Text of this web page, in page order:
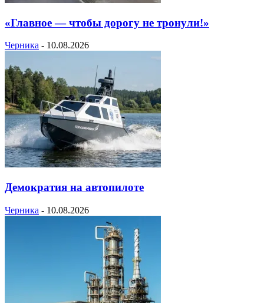
«Главное — чтобы дорогу не тронули!»
Черника - 10.08.2026
Демократия на автопилоте
Черника - 10.08.2026